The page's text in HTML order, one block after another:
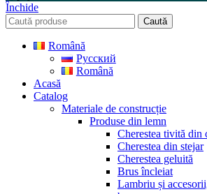
Închide
Caută
Română
Русский
Română
Acasă
Catalog
Materiale de construcție
Produse din lemn
Cherestea tivită din
Cherestea din stejar
Cherestea geluită
Brus încleiat
Lambriu și